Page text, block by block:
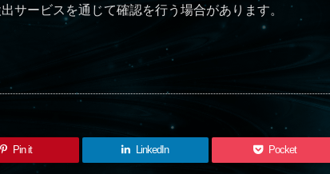
サービスを通じて確認を行う場合があります。
Pin it LinkedIn Pocket